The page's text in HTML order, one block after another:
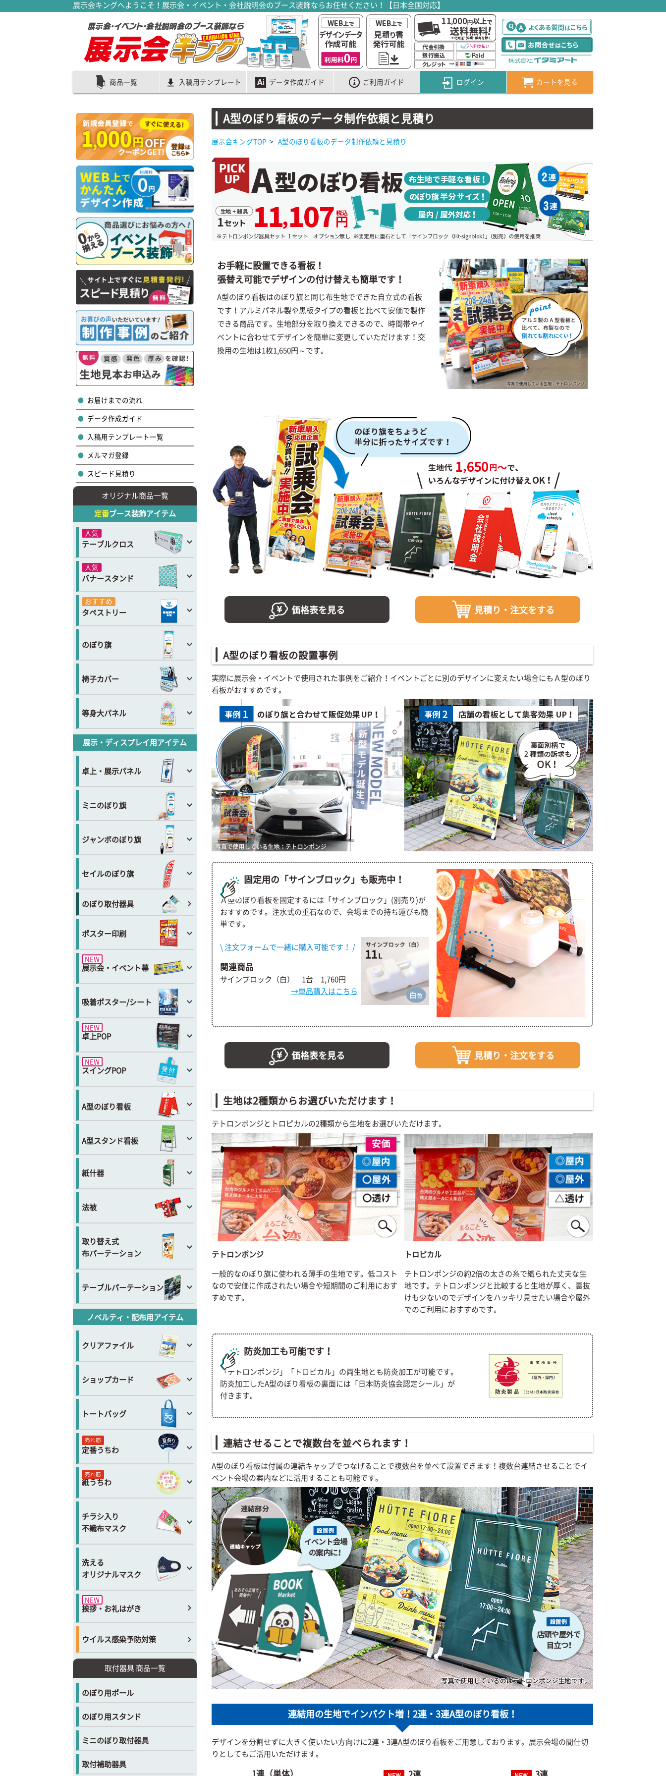
展示会キングへようこそ！展示会・イベント・会社説明会のブース装飾ならお任せください！【日本全国対応】
商品一覧 入稿用テンプレート データ作成ガイド ご利用ガイド ログイン カートを見る
お届けまでの流れ
データ作成ガイド
入稿用テンプレート一覧
メルマガ登録
スピード見積り
オリジナル商品一覧
定番ブース装飾アイテム
人気
テーブルクロス
人気
バナースタンド
おすすめ
タペストリー
のぼり旗
椅子カバー
等身大パネル
展示・ディスプレイ用アイテム
卓上・展示パネル
ミニのぼり旗
ジャンボのぼり旗
セイルのぼり旗
のぼり取付器具
ポスター印刷
NEW
展示会・イベント幕
吸着ポスター/シート
NEW
卓上POP
NEW
スイングPOP
A型のぼり看板
A型スタンド看板
紙什器
法被
取り替え式
布パーテーション
テーブルパーテーション
ノベルティ・配布用アイテム
クリアファイル
ショップカード
トートバッグ
売れ筋
定番うちわ
売れ筋
紙うちわ
チラシ入り
不織布マスク
洗える
オリジナルマスク
NEW
挨拶・お礼はがき
ウイルス感染予防対策
取付器具 商品一覧
のぼり用ポール
のぼり用スタンド
ミニのぼり取付器具
取付補助器具
A型のぼり看板のデータ制作依頼と見積り
展示会キングTOP > A型のぼり看板のデータ制作依頼と見積り
お手軽に設置できる看板！
張替え可能でデザインの付け替えも簡単です！
A型のぼり看板はのぼり旗と同じ布生地でできた自立式の看板
です！アルミパネル製や黒板タイプの看板と比べて安価で製作
できる商品です。生地部分を取り換えできるので、時間帯やイ
ベントに合わせてデザインを簡単に変更していただけます！交
換用の生地は1枚1,650円～です。
価格表を見る 見積り・注文をする
A型のぼり看板の設置事例
実際に展示会・イベントで使用された事例をご紹介！イベントごとに別のデザインに変えたい場合にもＡ型のぼり
看板がおすすめです。
固定用の「サインブロック」も販売中！
Ａ型のぼり看板を固定するには「サインブロック」(別売り)が
おすすめです。注水式の重石なので、会場までの持ち運びも簡
単です。
\ 注文フォームで一緒に購入可能です！ /
関連商品
サインブロック（白） 1台 1,760円
→単品購入はこちら
価格表を見る 見積り・注文をする
生地は2種類からお選びいただけます！
テトロンポンジとトロピカルの2種類から生地をお選びいただけます。
テトロンポンジ
一般的なのぼり旗に使われる薄手の生地です。低コスト
なので安価に作成されたい場合や短期間のご利用におす
すめです。
トロピカル
テトロンポンジの約2倍の太さの糸で織られた丈夫な生
地です。テトロンポンジと比較すると生地が厚く、裏抜
けも少ないのでデザインをハッキリ見せたい場合や屋外
でのご利用におすすめです。
防炎加工も可能です！
「テトロンポンジ」「トロピカル」の両生地とも防炎加工が可能です。
防炎加工したA型のぼり看板の裏面には「日本防炎協会認定シール」が
付きます。
連結させることで複数台を並べられます！
A型のぼり看板は付属の連結キャップでつなげることで複数台を並べて設置できます！複数台連結させることでイ
ベント会場の案内などに活用することも可能です。
連結用の生地でインパクト増！2連・3連A型のぼり看板！
デザインを分割せずに大きく使いたい方向けに2連・3連A型のぼり看板をご用意しております。展示会場の間仕切
りとしてもご活用いただけます。